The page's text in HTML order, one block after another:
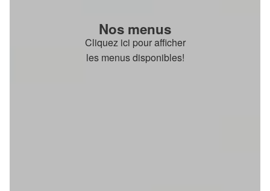
Nos menus
Cliquez ici pour afficher
les menus disponibles!